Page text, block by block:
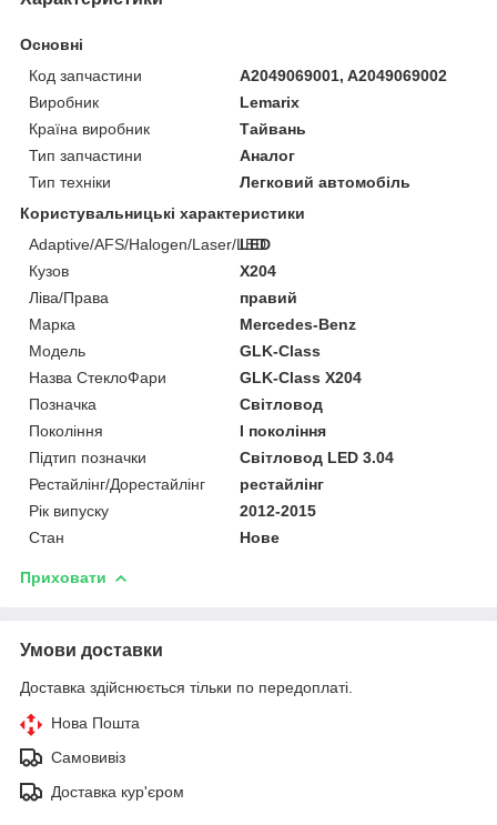
Основні
Код запчастини
A2049069001, A2049069002
Виробник
Lemarix
Країна виробник
Тайвань
Тип запчастини
Аналог
Тип техніки
Легковий автомобіль
Користувальницькі характеристики
Adaptive/AFS/Halogen/Laser/LED
LED
Кузов
X204
Ліва/Права
правий
Марка
Mercedes-Benz
Мoдель
GLK-Class
Назва СтеклоФари
GLK-Class X204
Позначка
Світловод
Покоління
I покоління
Підтип позначки
Світловод LED 3.04
Рестайлінг/Дорестайлінг
рестайлінг
Рік випуску
2012-2015
Стан
Нове
Приховати
Умови доставки
Доставка здійснюється тільки по передоплаті.
Нова Пошта
Самовивіз
Доставка кур'єром